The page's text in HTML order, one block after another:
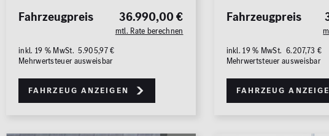
36.990,00 €
mtl. Rate berechnen
Fahrzeugpreis
inkl. 19 % MwSt. 5.905,97 €
Mehrwertsteuer ausweisbar
Fahrzeug anzeigen
Fahrzeugpreis
inkl. 19 % MwSt. 6.207,73 €
Mehrwertsteuer ausweisbar
Fahrzeug